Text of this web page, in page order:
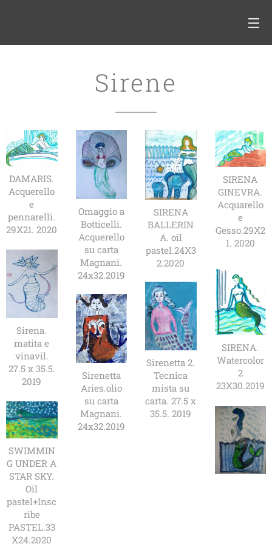
Sirene
DAMARIS.
Acquerello
e
pennarelli.
29X21. 2020
Omaggio a
Botticelli.
Acquerello
su carta
Magnani.
24x32.2019
SIRENA
BALLERIN
A. oil
pastel.24X3
2.2020
SIRENA
GINEVRA.
Acquarello
e
Gesso.29X2
1. 2020
Sirena.
matita e
vinavil.
27.5 x 35.5.
2019
SIRENA.
Watercolor
2
23X30.2019
Sirenetta 2.
Tecnica
mista su
carta. 27.5 x
35.5. 2019
Sirenetta
Aries.olio
su carta
Magnani.
24x32.2019
SWIMMIN
G UNDER A
STAR SKY.
Oil
pastel+Insc
ribe
PASTEL.33
X24.2020